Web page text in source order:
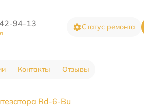
94-13 Статус ремонта
Контакты Отзывы
Rd-6-Bu